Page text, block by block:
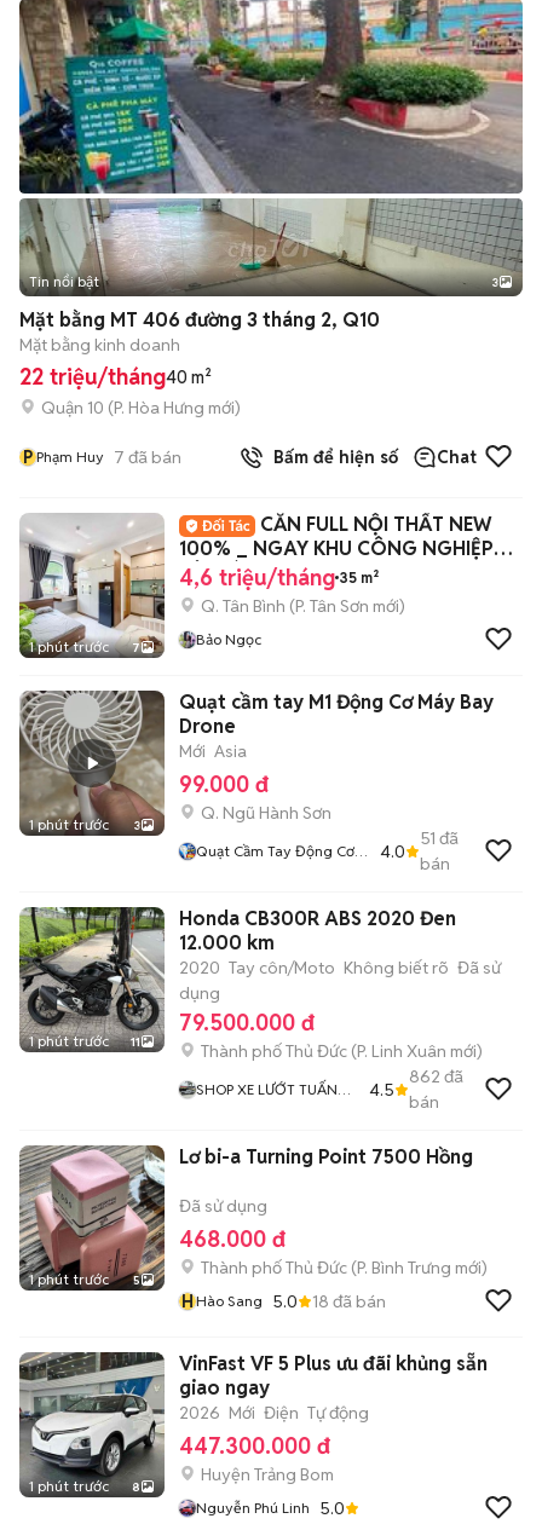
Tin nổi bật 3
Mặt bằng MT 406 đường 3 tháng 2, Q10
Mặt bằng kinh doanh
22 triệu/tháng40 m²
Quận 10 (P. Hòa Hưng mới)
P Phạm Huy 7 đã bán Bấm để hiện số Chat
1 phút trước 7
CĂN FULL NỘI THẤT NEW
100% _ NGAY KHU CÔNG NGHIỆP
TÂN BÌNH
4,6 triệu/tháng 35 m²
Q. Tân Bình (P. Tân Sơn mới)
Bảo Ngọc
1 phút trước 3
Quạt cầm tay M1 Động Cơ Máy Bay
Drone
Mới Asia
99.000 đ
Q. Ngũ Hành Sơn
Quạt Cầm Tay Động Cơ
4.0
51 đã
bán
1 phút trước 11
Honda CB300R ABS 2020 Đen
12.000 km
2020 Tay côn/Moto Không biết rõ Đã sử
dụng
79.500.000 đ
Thành phố Thủ Đức (P. Linh Xuân mới)
SHOP XE LƯỚT TUẤN
4.5
862 đã
bán
1 phút trước 5
Lơ bi-a Turning Point 7500 Hồng
Đã sử dụng
468.000 đ
Thành phố Thủ Đức (P. Bình Trưng mới)
HHào Sang 5.0 18 đã bán
1 phút trước 8
VinFast VF 5 Plus ưu đãi khủng sẵn
giao ngay
2026 Mới Điện Tự động
447.300.000 đ
Huyện Trảng Bom
Nguyễn Phú Linh 5.0